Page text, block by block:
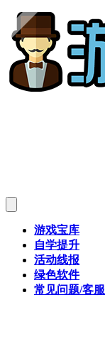
游戏宝库
自学提升
活动线报
绿色软件
常见问题/客服